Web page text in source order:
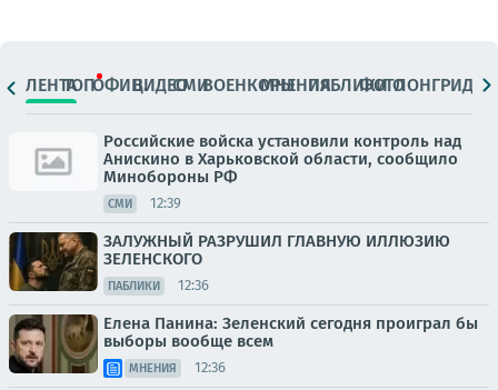
ЛЕНТАТОПОФИЦ.ВИДЕОСМИВОЕНКОРЫМНЕНИЯПАБЛИКИ
ФОТОЛОНГРИДЫ
Российские войска установили контроль над
Анискино в Харьковской области, сообщило
Минобороны РФ
СМИ 12:39
ЗАЛУЖНЫЙ РАЗРУШИЛ ГЛАВНУЮ ИЛЛЮЗИЮ
ЗЕЛЕНСКОГО
ПАБЛИКИ 12:36
Елена Панина: Зеленский сегодня проиграл бы
выборы вообще всем
МНЕНИЯ 12:36